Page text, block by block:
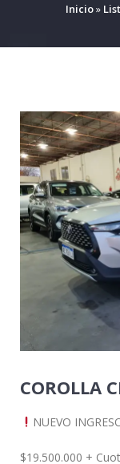
Inicio»
COROLLA
NUEVO
$19.500.000 +